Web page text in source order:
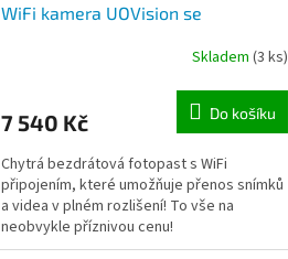
WiFi kamera UOVision se
detekce pohybu, noční vidění
Skladem (3 ks)
7 540 Kč Do košíku
Chytrá bezdrátová fotopast s WiFi
připojením, které umožňuje přenos snímků
a videa v plném rozlišení! To vše na
neobvykle příznivou cenu!